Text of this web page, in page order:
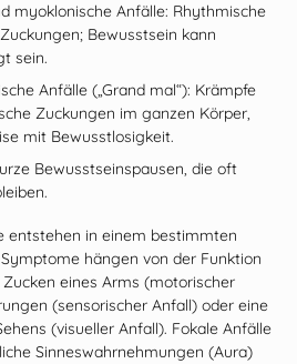
myoklonische Anfälle: Rhythmische
Bewusstsein kann
sein.
Anfälle („Grand mal“): Krämpfe
Zuckungen im ganzen Körper,
mit Bewusstlosigkeit.
Bewusstseinspausen, die oft
entstehen in einem bestimmten
hängen von der Funktion
eines Arms (motorischer
(sensorischer Anfall) oder eine
(visueller Anfall). Fokale Anfälle
Sinneswahrnehmungen (Aura)